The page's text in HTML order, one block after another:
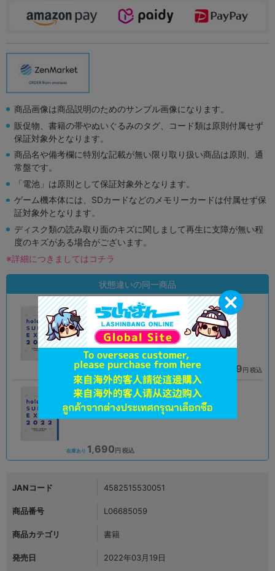
商品画像は商品説明のためのサンプル画像になります。
販促物、書籍の帯やぬいぐるみのタグ、コード類は原則付属せず
保証対象外となります。
商品名や備考欄に特別な記載が無い限り取り扱い商品は原則、通
常盤です。
「電池」は原則として保証対象外となります。
ゲーム機本体には、SDカードなどのメモリーカードは付属せず保
証対象外となります。
ディスク類の読み取り面のキズに関しまして再生に支障が無い程
度のキズがある場合がございます。
※詳細につきましてはコチラ
状態違いの同一商品
状態 :A
オンライン
在庫あり 990円 税込
状態 :A
姫路店
在庫あり 1,089円 税込
状態 :A
熊本店
在庫あり 1,690円 税込
JANコード 4582515530051
商品番号 L06685059
商品カテゴリ 書籍
発売日 2022年03月19日